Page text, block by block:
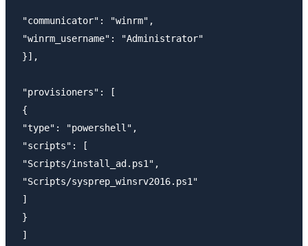
"communicator": "winrm",
"winrm_username": "Administrator"
}],
"provisioners": [
{
"type": "powershell",
"scripts": [
"Scripts/install_ad.ps1",
"Scripts/sysprep_winsrv2016.ps1"
]
}
]